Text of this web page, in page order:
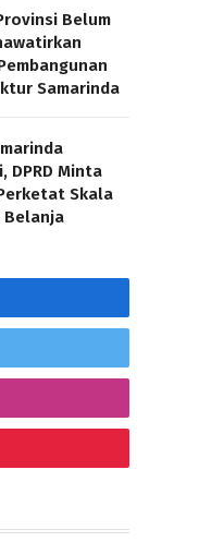
Belum
Samarinda
DPRD Minta
Skala